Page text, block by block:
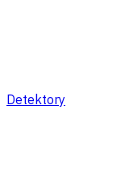
Detektory